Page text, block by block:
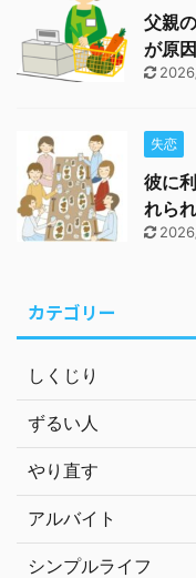
父親
が原
失恋
彼に
れら
カテゴリー
しくじり
ずるい人
やり直す
アルバイト
シンプルライフ